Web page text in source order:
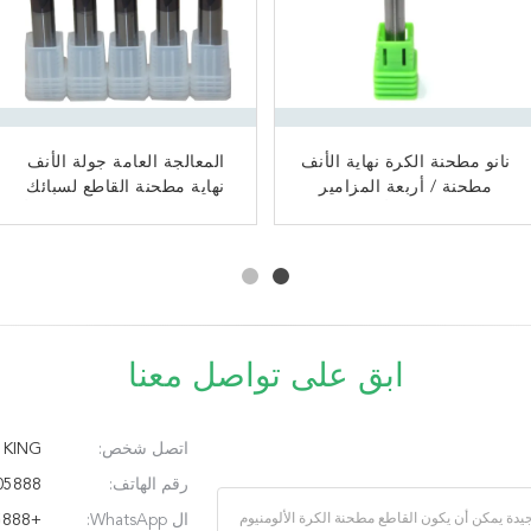
المعالجة العامة جولة الأنف
نهاية مطحنة القاطع لسبائك
نانو مطحنة الكرة نهاية الأنف
مطحنة / أربعة المزامير
التنغستن كربيد الكرة مطحنة
نهاية الأنف للصلب النانو
كربيد التنجستن عالية الأداء
0.4 ميكرون حجم الحبوب
ابق على تواصل معنا
اتصل شخص:
رقم الهاتف:
ال WhatsApp: +8618115005888